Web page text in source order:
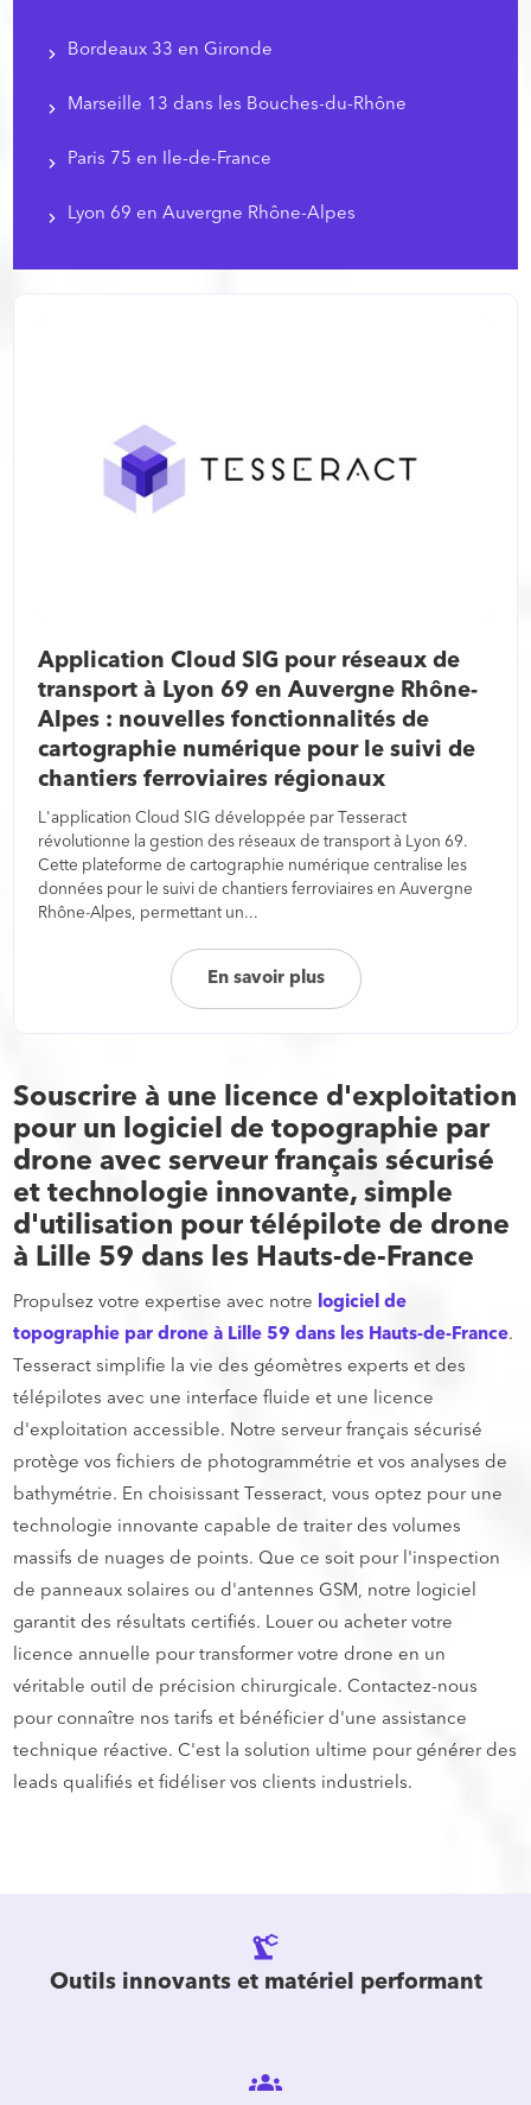
Bordeaux 33 en Gironde
Marseille 13 dans les Bouches-du-Rhône
Paris 75 en Ile-de-France
Lyon 69 en Auvergne Rhône-Alpes
Application Cloud SIG pour réseaux de
transport à Lyon 69 en Auvergne Rhône-
Alpes : nouvelles fonctionnalités de
cartographie numérique pour le suivi de
chantiers ferroviaires régionaux
L'application Cloud SIG développée par Tesseract
révolutionne la gestion des réseaux de transport à Lyon 69.
Cette plateforme de cartographie numérique centralise les
données pour le suivi de chantiers ferroviaires en Auvergne
Rhône-Alpes, permettant un...
En savoir plus
Souscrire à une licence d'exploitation
pour un logiciel de topographie par
drone avec serveur français sécurisé
et technologie innovante, simple
d'utilisation pour télépilote de drone
à Lille 59 dans les Hauts-de-France
Propulsez votre expertise avec notre logiciel de
topographie par drone à Lille 59 dans les Hauts-de-France.
Tesseract simplifie la vie des géomètres experts et des
télépilotes avec une interface fluide et une licence
d'exploitation accessible. Notre serveur français sécurisé
protège vos fichiers de photogrammétrie et vos analyses de
bathymétrie. En choisissant Tesseract, vous optez pour une
technologie innovante capable de traiter des volumes
massifs de nuages de points. Que ce soit pour l'inspection
de panneaux solaires ou d'antennes GSM, notre logiciel
garantit des résultats certifiés. Louer ou acheter votre
licence annuelle pour transformer votre drone en un
véritable outil de précision chirurgicale. Contactez-nous
pour connaître nos tarifs et bénéficier d'une assistance
technique réactive. C'est la solution ultime pour générer des
leads qualifiés et fidéliser vos clients industriels.
precision_manufacturing
Outils innovants et matériel performant
groups